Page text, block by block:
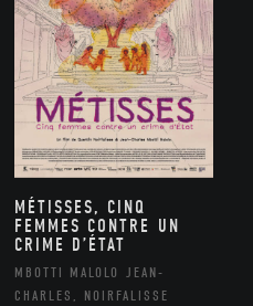
MÉTISSES, CINQ
FEMMES CONTRE UN
CRIME D’ÉTAT
MBOTTI MALOLO JEAN-
CHARLES, NOIRFALISSE